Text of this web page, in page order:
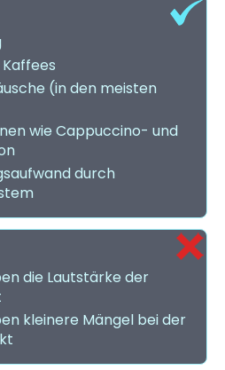
(in den meisten
wie Cappuccino- und
durch
die Lautstärke der
kleinere Mängel bei der